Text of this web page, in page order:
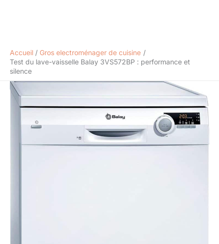
Accueil
Gros electroménager de cuisine
Test du lave-vaisselle Balay 3VS572BP : performance et
silence